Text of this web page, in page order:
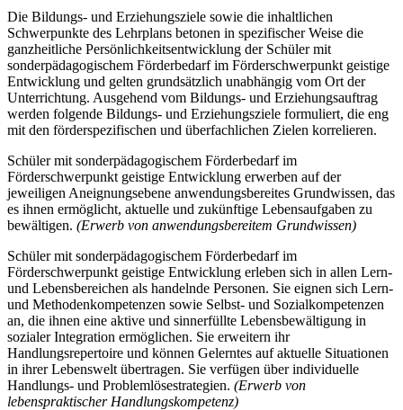
Die Bildungs- und Erziehungsziele sowie die inhaltlichen
Schwerpunkte des Lehrplans betonen in spezifischer Weise die
ganzheitliche Persönlichkeitsentwicklung der Schüler mit
sonderpädagogischem Förderbedarf im Förderschwerpunkt geistige
Entwicklung und gelten grundsätzlich unabhängig vom Ort der
Unterrichtung. Ausgehend vom Bildungs- und Erziehungsauftrag
werden folgende Bildungs- und Erziehungsziele formuliert, die eng
mit den förderspezifischen und überfachlichen Zielen korrelieren.
Schüler mit sonderpädagogischem Förderbedarf im
Förderschwerpunkt geistige Entwicklung erwerben auf der
jeweiligen Aneignungsebene anwendungsbereites Grundwissen, das
es ihnen ermöglicht, aktuelle und zukünftige Lebensaufgaben zu
bewältigen. (Erwerb von anwendungsbereitem Grundwissen)
Schüler mit sonderpädagogischem Förderbedarf im
Förderschwerpunkt geistige Entwicklung erleben sich in allen Lern-
und Lebensbereichen als handelnde Personen. Sie eignen sich Lern-
und Methodenkompetenzen sowie Selbst- und Sozialkompetenzen
an, die ihnen eine aktive und sinnerfüllte Lebensbewältigung in
sozialer Integration ermöglichen. Sie erweitern ihr
Handlungsrepertoire und können Gelerntes auf aktuelle Situationen
in ihrer Lebenswelt übertragen. Sie verfügen über individuelle
Handlungs- und Problemlösestrategien. (Erwerb von
lebenspraktischer Handlungskompetenz)